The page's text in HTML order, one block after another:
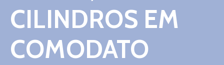
CILINDROS EM
COMODATO